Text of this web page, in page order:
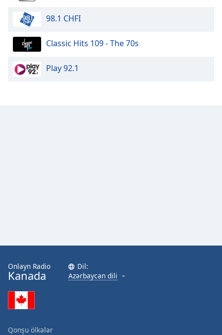
98.1 CHFI
Classic Hits 109 - The 70s
Play 92.1
Onlayn Radio
Kanada
Dil:
Azərbaycan dili
Qonşu ölkələr